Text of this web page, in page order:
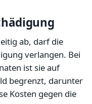
ab, darf die
verlangen. Bei
ist sie auf
begrenzt, darunter
Kosten gegen die